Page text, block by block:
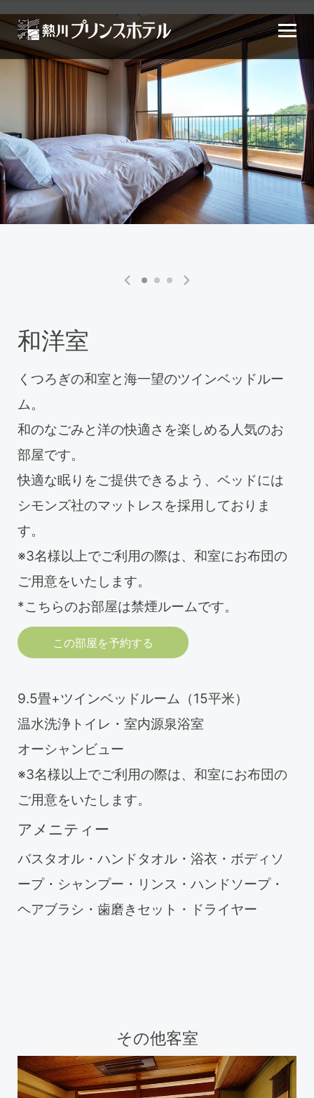
和洋室
くつろぎの和室と海一望のツインベッドルー
ム。
和のなごみと洋の快適さを楽しめる人気のお
部屋です。
快適な眠りをご提供できるよう、ベッドには
シモンズ社のマットレスを採用しておりま
す。
※3名様以上でご利用の際は、和室にお布団の
ご用意をいたします。
*こちらのお部屋は禁煙ルームです。
この部屋を予約する
9.5畳+ツインベッドルーム（15平米）
温水洗浄トイレ・室内源泉浴室
オーシャンビュー
※3名様以上でご利用の際は、和室にお布団の
ご用意をいたします。
アメニティー
バスタオル・ハンドタオル・浴衣・ボディソ
ープ・シャンプー・リンス・ハンドソープ・
ヘアブラシ・歯磨きセット・ドライヤー
その他客室